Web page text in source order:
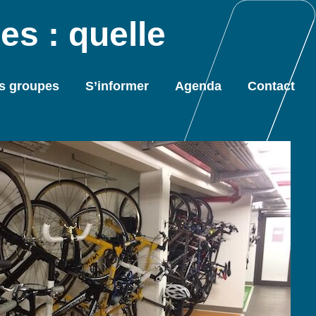
groupes S’informer Agenda Contact
: quelle